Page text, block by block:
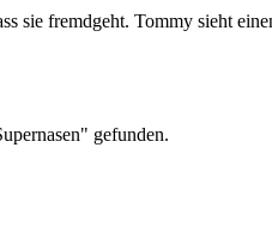
sie fremdgeht. Tommy sieht
gefunden.